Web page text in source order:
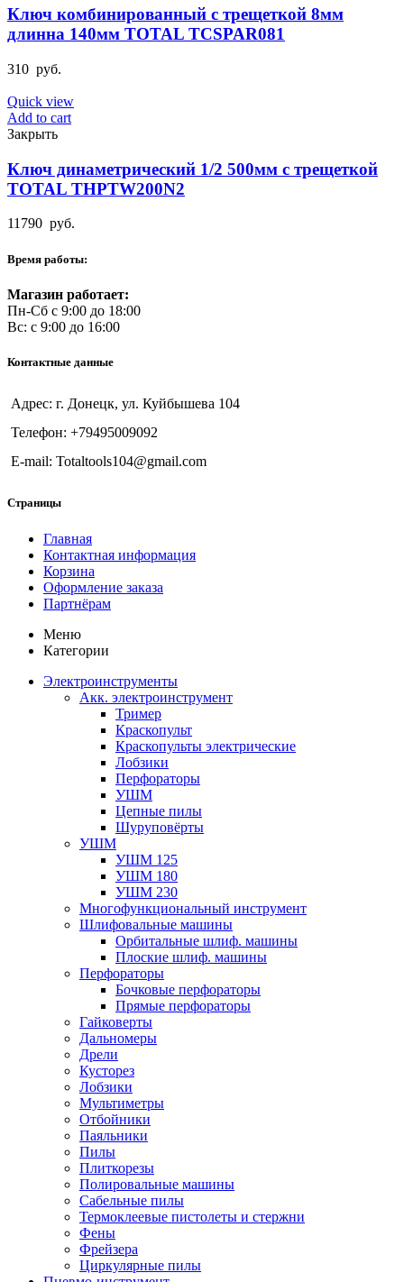
Ключ комбинированный с трещеткой 8мм
длинна 140мм TOTAL TCSPAR081
310 руб.
Quick view
Add to cart
Закрыть
Ключ динаметрический 1/2 500мм с трещеткой
TOTAL THPTW200N2
11790 руб.
Время работы:
Магазин работает:
Пн-Сб с 9:00 до 18:00
Вс: с 9:00 до 16:00
Контактные данные
Адрес: г. Донецк, ул. Куйбышева 104
Телефон: +79495009092
E-mail: Totaltools104@gmail.com
Страницы
Главная
Контактная информация
Корзина
Оформление заказа
Партнёрам
Меню
Категории
Электроинструменты
Акк. электроинструмент
Тример
Краскопульт
Краскопульты электрические
Лобзики
Перфораторы
УШМ
Цепные пилы
Шуруповёрты
УШМ
УШМ 125
УШМ 180
УШМ 230
Многофункциональный инструмент
Шлифовальные машины
Орбитальные шлиф. машины
Плоские шлиф. машины
Перфораторы
Бочковые перфораторы
Прямые перфораторы
Гайковерты
Дальномеры
Дрели
Кусторез
Лобзики
Мультиметры
Отбойники
Паяльники
Пилы
Плиткорезы
Полировальные машины
Сабельные пилы
Термоклеевые пистолеты и стержни
Фены
Фрейзера
Циркулярные пилы